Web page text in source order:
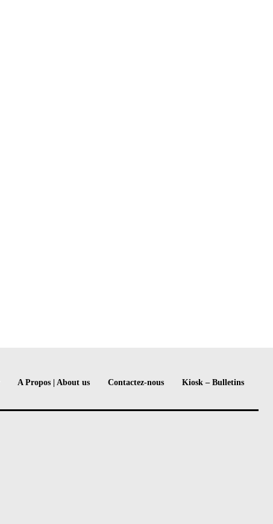
A Propos | About us Contactez-nous Kiosk – Bulletins